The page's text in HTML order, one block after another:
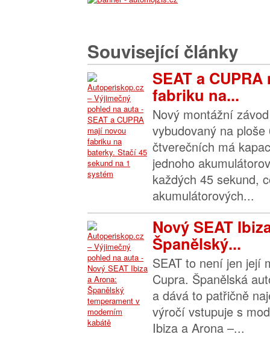
Související články
SEAT a
fabriku na...
Nový montážní
vybudovaný na
čtverečních má
jednoho
každých 45 sekund,
akumulátorových...
Nový SEAT
Španělský...
SEAT to není jen její
Cupra. Španělská
a dává to patřičně
výročí vstupuje s
Ibiza a Arona –...